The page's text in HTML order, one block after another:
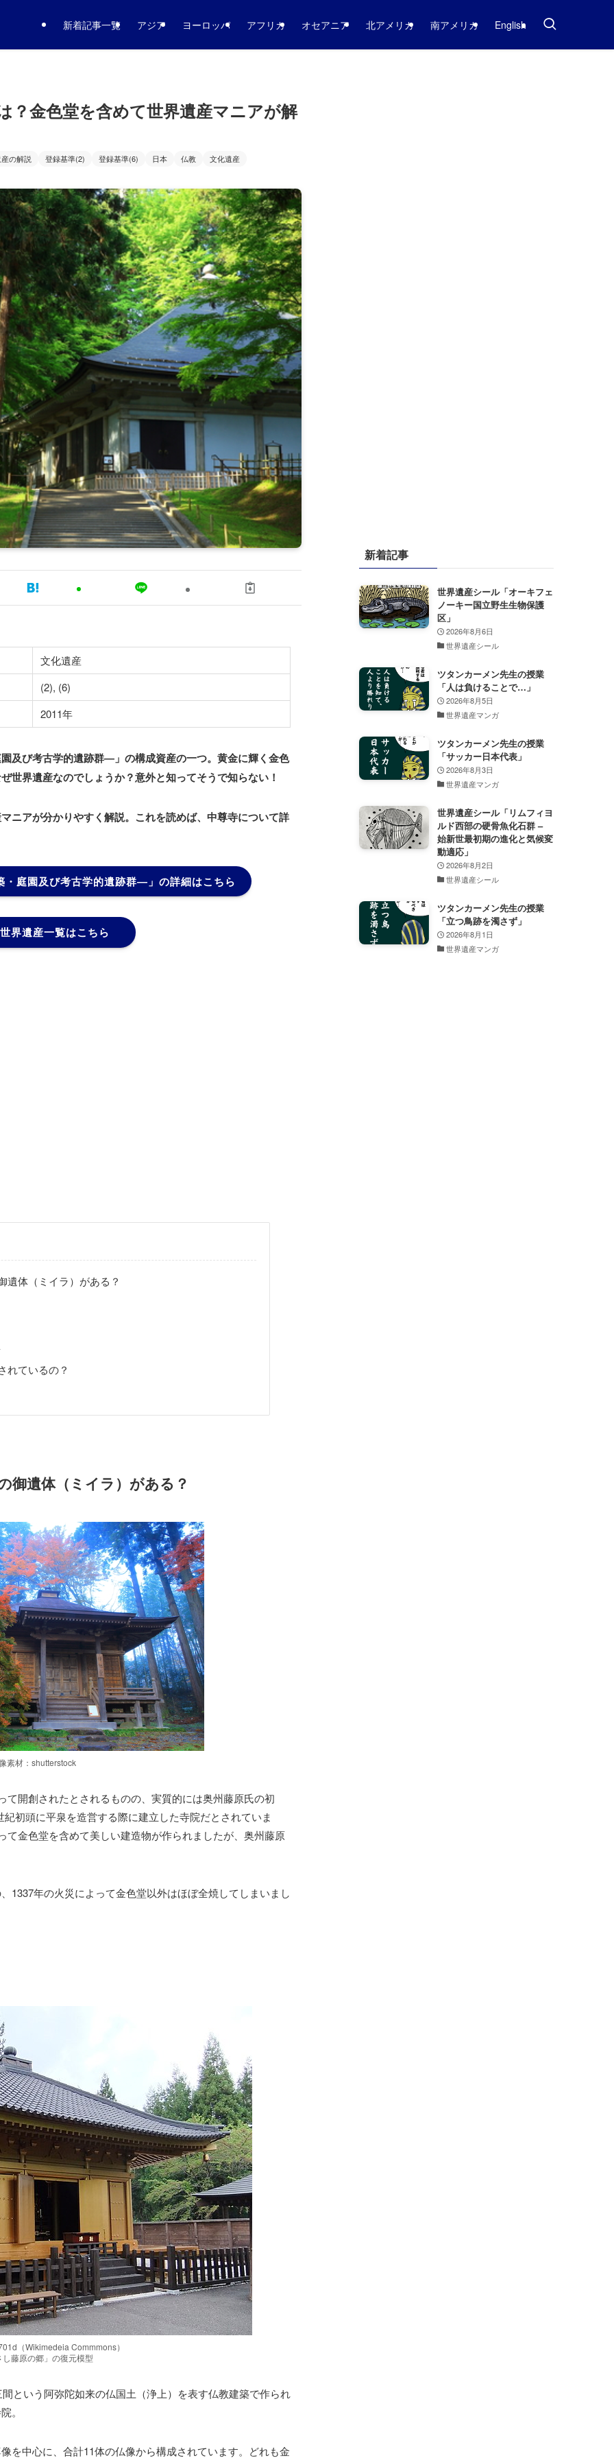
新着記事一覧 アジア ヨーロッパ アフリカ オセアニア 北アメリカ 南アメリカ English
？金色堂を含めて世界遺産マニアが解
の解説 登録基準(2) 登録基準(6) 日本 仏教 文化遺産
文化遺産
(2), (6)
2011年
及び考古学的遺跡群―」の構成資産の一つ。黄金に輝く金色
世界遺産なのでしょうか？意外と知ってそうで知らない！
ニアが分かりやすく解説。これを読めば、中尊寺について詳
庭園及び考古学的遺跡群―」 の詳細はこちら
界遺産一覧はこちら
遺体（ミイラ）がある？
れているの？
御遺体（ミイラ）がある？
素材：shutterstock
開創されたとされるものの、実質的には奥州藤原氏の初
初頭に平泉を造営する際に建立した寺院だとされていま
金色堂を含めて美しい建造物が作られましたが、奥州藤原
1337年の火災によって金色堂以外はほぼ全焼してしまいまし
（Wikimedeia Commmons）
藤原の郷」の復元模型
という阿弥陀如来の仏国土（浄上）を表す仏教建築で作られ
。
を中心に、合計11体の仏像から構成されています。どれも金
新着記事
世界遺産シール「オーキフェ
ノーキー国立野生生物保護
区」
2026年8月6日
世界遺産シール
ツタンカーメン先生の授業
「人は負けることで…」
2026年8月5日
世界遺産マンガ
ツタンカーメン先生の授業
「サッカー日本代表」
2026年8月3日
世界遺産マンガ
世界遺産シール「リムフィヨ
ルド西部の硬骨魚化石群 –
始新世最初期の進化と気候変
動適応」
2026年8月2日
世界遺産シール
ツタンカーメン先生の授業
「立つ鳥跡を濁さず」
2026年8月1日
世界遺産マンガ